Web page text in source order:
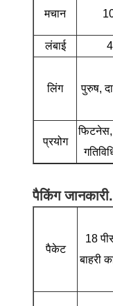
मचान
लंबाई
लिंग पुरुष,
प्रयोग
फिटनेस,
पैकिंग जानकारी.
पैकेट
18
बाहरी